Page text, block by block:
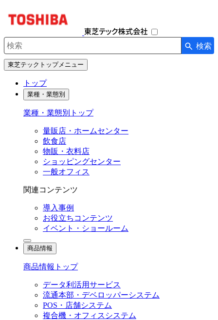
ー
検索キーワード入力 検索
東芝テックトップメニュー
トップ
業種・業態別
業種・業態別トップ
量販店・ホームセンター
飲食店
物販・衣料店
ショッピングセンター
一般オフィス
関連コンテンツ
導入事例
お役立ちコンテンツ
イベント・ショールーム
商品情報
商品情報トップ
データ利活用サービス
流通本部・デベロッパーシステム
POS・店舗システム
複合機・オフィスシステム